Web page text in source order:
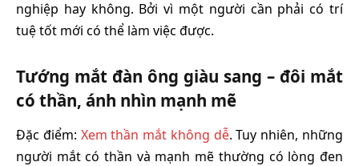
nghiệp hay không. Bởi vì một người cần phải có trí
tuệ tốt mới có thể làm việc được.
Tướng mắt đàn ông giàu sang – đôi mắt
có thần, ánh nhìn mạnh mẽ
Đặc điểm: Xem thần mắt không dễ. Tuy nhiên, những
người mắt có thần và mạnh mẽ thường có lòng đen